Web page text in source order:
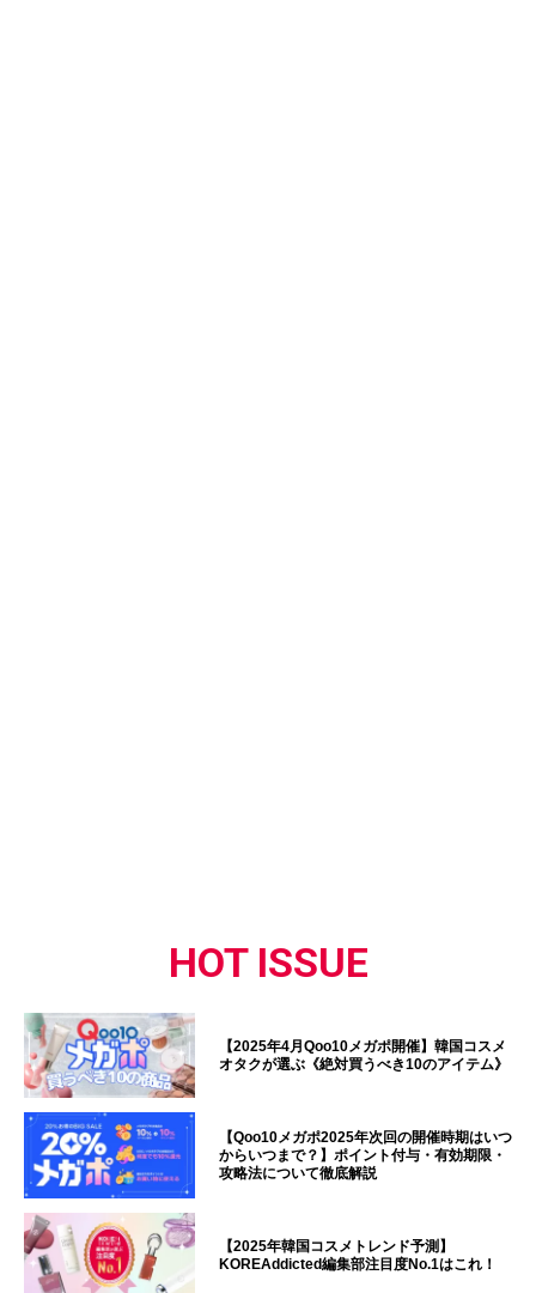
HOT ISSUE
【2025年4月Qoo10メガポ開催】韓国コスメ
オタクが選ぶ《絶対買うべき10のアイテム》
【Qoo10メガポ2025年次回の開催時期はいつ
からいつまで？】ポイント付与・有効期限・
攻略法について徹底解説
【2025年韓国コスメトレンド予測】
KOREAddicted編集部注目度No.1はこれ！